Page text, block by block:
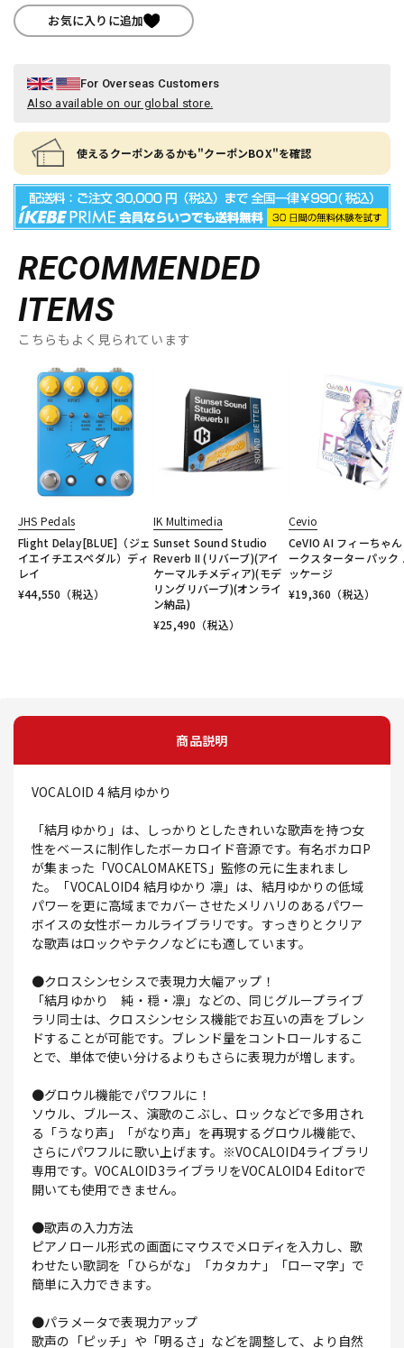
お気に入りに追加
For Overseas Customers
Also available on our global store.
使えるクーポンあるかも"クーポンBOX"を確認
RECOMMENDED
ITEMS
こちらもよく見られています
JHS Pedals
Flight Delay[BLUE]（ジェ
イエイチエスペダル）ディ
レイ
¥44,550 （税込）
IK Multimedia
Sunset Sound Studio
Reverb II (リバーブ)(アイ
ケーマルチメディア)(モデ
リングリバーブ)(オンライ
ン納品)
¥25,490 （税込）
Cevio
CeVIO AI フィーちゃ
ークスターターパック
ッケージ
¥19,360 （税込）
商品説明
VOCALOID 4 結月ゆかり
「結月ゆかり」は、しっかりとしたきれいな歌声を持つ女
性をベースに制作したボーカロイド音源です。有名ボカロP
が集まった「VOCALOMAKETS」監修の元に生まれまし
た。「VOCALOID4 結月ゆかり 凛」は、結月ゆかりの低域
パワーを更に高域までカバーさせたメリハリのあるパワー
ボイスの女性ボーカルライブラリです。すっきりとクリア
な歌声はロックやテクノなどにも適しています。
●クロスシンセシスで表現力大幅アップ！
「結月ゆかり 純・穏・凛」などの、同じグループライブ
ラリ同士は、クロスシンセシス機能でお互いの声をブレン
ドすることが可能です。ブレンド量をコントロールするこ
とで、単体で使い分けるよりもさらに表現力が増します。
●グロウル機能でパワフルに！
ソウル、ブルース、演歌のこぶし、ロックなどで多用され
る「うなり声」「がなり声」を再現するグロウル機能で、
さらにパワフルに歌い上げます。※VOCALOID4ライブラリ
専用です。VOCALOID3ライブラリをVOCALOID4 Editorで
開いても使用できません。
●歌声の入力方法
ピアノロール形式の画面にマウスでメロディを入力し、歌
わせたい歌詞を「ひらがな」「カタカナ」「ローマ字」で
簡単に入力できます。
●パラメータで表現力アップ
歌声の「ピッチ」や「明るさ」などを調整して、より自然